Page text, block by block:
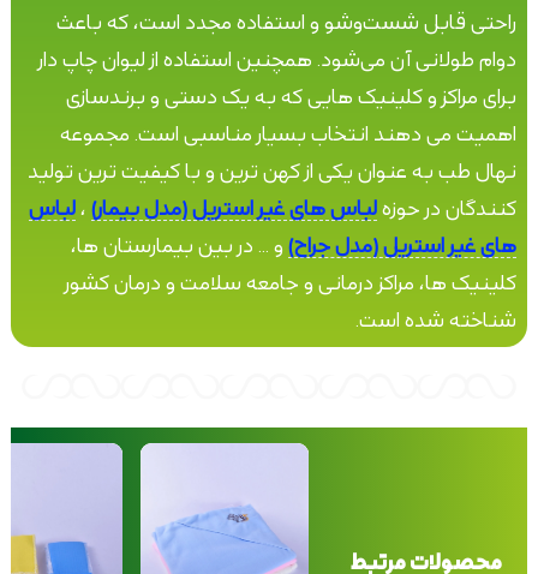
راحتی قابل شست‌وشو و استفاده مجدد است، که باعث
دوام طولانی آن می‌شود. همچنین استفاده از لیوان چاپ دار
برای مراکز و کلینیک هایی که به یک دستی و برندسازی
اهمیت می دهند انتخاب بسیار مناسبی است. مجموعه
نهال طب به عنوان یکی از کهن ترین و با کیفیت ترین تولید
کنندگان در حوزهلباس های غیر استریل (مدل بیمار) ، لباس
های غیر استریل (مدل جراح) و ... در بین بیمارستان ها،
کلینیک ها، مراکز درمانی و جامعه سلامت و درمان کشور
شناخته شده است.
محصولات مرتبط